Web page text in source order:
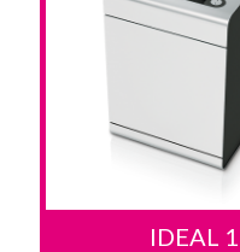
IDEAL 1